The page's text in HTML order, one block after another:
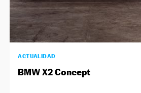
ACTUALIDAD
BMW X2 Concept